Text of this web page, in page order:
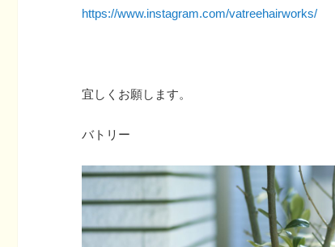
https://www.instagram.com/vatreehairworks/
宜しくお願します。
バトリー